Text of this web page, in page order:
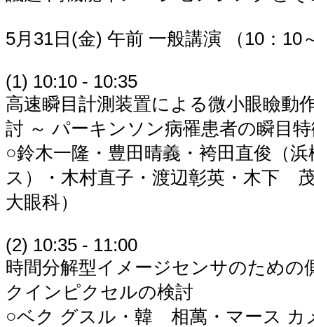
5月31日(金) 午前 一般講演 （10：10
(1) 10:10 - 10:35
高速瞬目計測装置による微小眼瞼動
討 ～ パーキンソン病罹患者の瞬目
○鈴木一隆・豊田晴義・袴田直俊（
ス）・木村直子・渡辺彰英・木下
大眼科）
(2) 10:35 - 11:00
時間分解型イメージセンサのための
クインピクセルの検討
○ベク グスル・韓 相萬・マース カ